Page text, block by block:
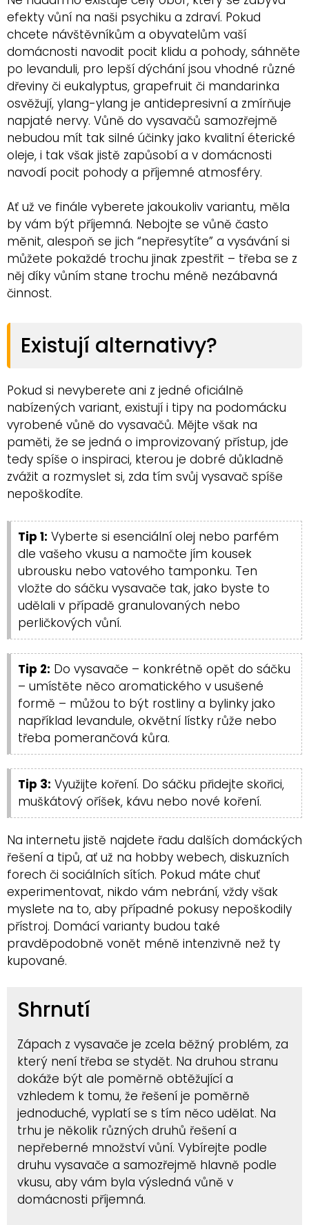
efekty vůní na naši psychiku a zdraví. Pokud
chcete návštěvníkům a obyvatelům vaší
domácnosti navodit pocit klidu a pohody, sáhněte
po levanduli, pro lepší dýchání jsou vhodné různé
dřeviny či eukalyptus, grapefruit či mandarinka
osvěžují, ylang-ylang je antidepresivní a zmírňuje
napjaté nervy. Vůně do vysavačů samozřejmě
nebudou mít tak silné účinky jako kvalitní éterické
oleje, i tak však jistě zapůsobí a v domácnosti
navodí pocit pohody a příjemné atmosféry.
Ať už ve finále vyberete jakoukoliv variantu, měla
by vám být příjemná. Nebojte se vůně často
měnit, alespoň se jich “nepřesytíte” a vysávání si
můžete pokaždé trochu jinak zpestřit – třeba se z
něj díky vůním stane trochu méně nezábavná
činnost.
Existují alternativy?
Pokud si nevyberete ani z jedné oficiálně
nabízených variant, existují i tipy na podomácku
vyrobené vůně do vysavačů. Mějte však na
paměti, že se jedná o improvizovaný přístup, jde
tedy spíše o inspiraci, kterou je dobré důkladně
zvážit a rozmyslet si, zda tím svůj vysavač spíše
nepoškodíte.
Tip 1: Vyberte si esenciální olej nebo parfém
dle vašeho vkusu a namočte jím kousek
ubrousku nebo vatového tamponku. Ten
vložte do sáčku vysavače tak, jako byste to
udělali v případě granulovaných nebo
perličkových vůní.
Tip 2: Do vysavače – konkrétně opět do sáčku
– umístěte něco aromatického v usušené
formě – můžou to být rostliny a bylinky jako
například levandule, okvětní lístky růže nebo
třeba pomerančová kůra.
Tip 3: Využijte koření. Do sáčku přidejte skořici,
muškátový oříšek, kávu nebo nové koření.
Na internetu jistě najdete řadu dalších domáckých
řešení a tipů, ať už na hobby webech, diskuzních
forech či sociálních sítích. Pokud máte chuť
experimentovat, nikdo vám nebrání, vždy však
myslete na to, aby případné pokusy nepoškodily
přístroj. Domácí varianty budou také
pravděpodobně vonět méně intenzivně než ty
kupované.
Shrnutí
Zápach z vysavače je zcela běžný problém, za
který není třeba se stydět. Na druhou stranu
dokáže být ale poměrně obtěžující a
vzhledem k tomu, že řešení je poměrně
jednoduché, vyplatí se s tím něco udělat. Na
trhu je několik různých druhů řešení a
nepřeberné množství vůní. Vybírejte podle
druhu vysavače a samozřejmě hlavně podle
vkusu, aby vám byla výsledná vůně v
domácnosti příjemná.